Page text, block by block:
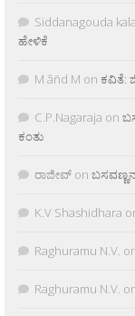
Siddanagouda
ಹೇಳಿಕೆ
M âñd M on ಕವಿತೆ:
C.P.Nagaraja on
ಕಂತು
ರಾಜೀವ್ on
K.V Shashidhara
Raghuramu N.V.
Raghuramu N.V.